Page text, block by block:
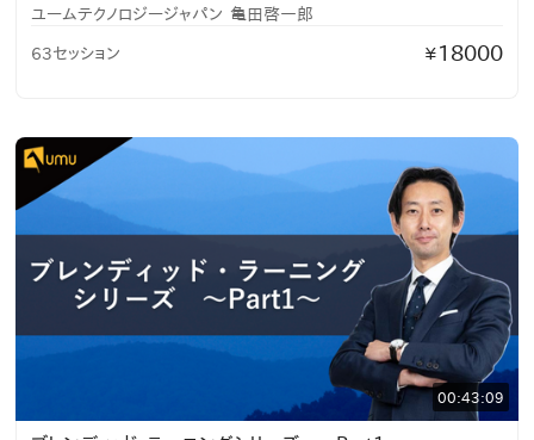
ユームテクノロジージャパン 亀田啓一郎
63セッション ¥ 18000
00:43:09